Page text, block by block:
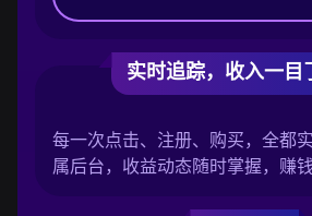
实时追踪，收入一目
每一次点击、注册、购买，全都
属后台，收益动态随时掌握，赚